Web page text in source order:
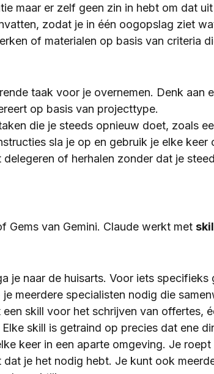
maar er zelf geen zin in hebt om dat
zodat je in één oogopslag ziet
of materialen op basis van criteria
taak voor je overnemen. Denk aan
op basis van projecttype.
die je steeds opnieuw doet, zoals
sla je op en gebruik je elke keer
of herhalen zonder dat je
Gems van Gemini. Claude werkt met
je naar de huisarts. Voor iets specifieks
meerdere specialisten nodig die
skill voor het schrijven van offertes,
skill is getraind op precies dat ene
keer in een aparte omgeving. Je
je het nodig hebt. Je kunt ook